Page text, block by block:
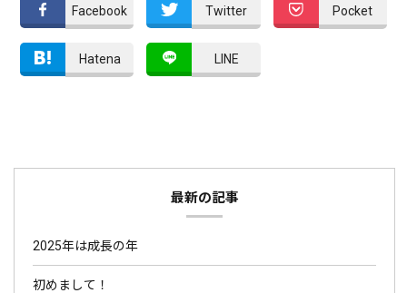
Facebook Twitter Pocket
Hatena LINE
最新の記事
2025年は成長の年
初めまして！